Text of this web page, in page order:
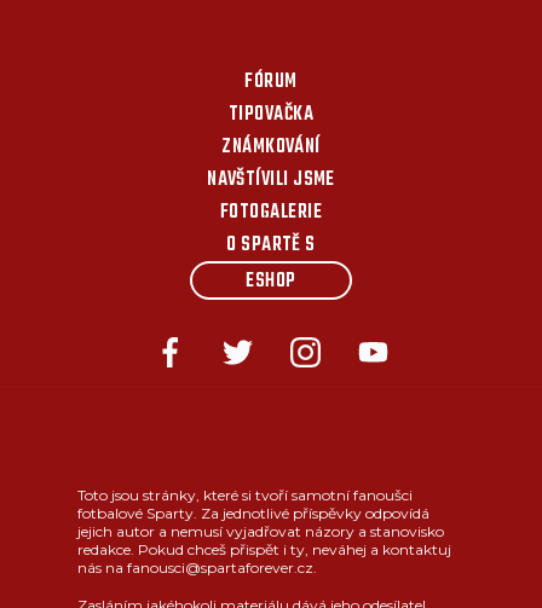
FÓRUM
TIPOVAČKA
ZNÁMKOVÁNÍ
NAVŠTÍVILI JSME
FOTOGALERIE
O SPARTĚ S
ESHOP
Toto jsou stránky, které si tvoří samotní fanoušci
fotbalové Sparty. Za jednotlivé příspěvky odpovídá
jejich autor a nemusí vyjadřovat názory a stanovisko
redakce. Pokud chceš přispět i ty, neváhej a kontaktuj
nás na fanousci@spartaforever.cz.